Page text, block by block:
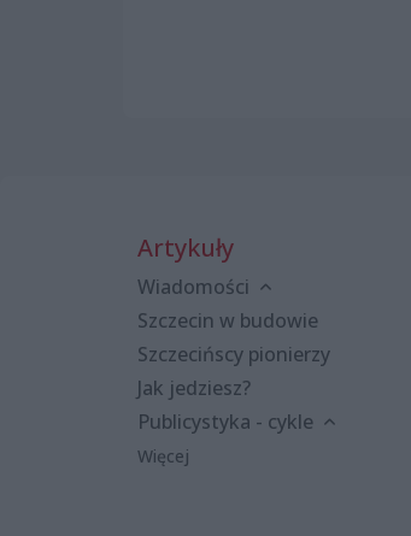
Artykuły
Wiadomości
Szczecin w budowie
Szczecińscy pionierzy
Jak jedziesz?
Publicystyka - cykle
Więcej